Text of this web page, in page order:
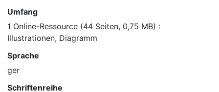
Umfang
1 Online-Ressource (44 Seiten, 0,75 MB) :
Illustrationen, Diagramm
Sprache
ger
Schriftenreihe